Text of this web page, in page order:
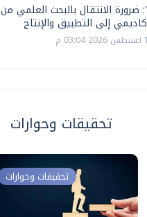
الانتقال بالبحث العلمي من
إلى التطبيق والإنتاج
تحقيقات وحوارات
تحقيقات وحوارات